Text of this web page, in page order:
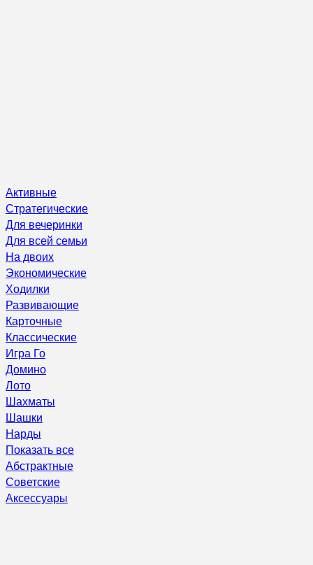
Активные
Стратегические
Для вечеринки
Для всей семьи
На двоих
Экономические
Ходилки
Развивающие
Карточные
Классические
Игра Го
Домино
Лото
Шахматы
Шашки
Нарды
Показать все
Абстрактные
Советские
Аксессуары